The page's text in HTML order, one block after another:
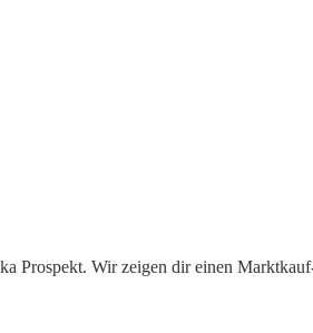
Prospekt. Wir zeigen dir einen